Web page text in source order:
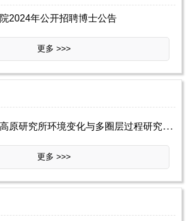
2024年公开招聘博士公告
更多 >>>
中
国科学院青藏高原研究所环境变化与多圈层过程研究团队2023年招聘副研究员
更多 >>>